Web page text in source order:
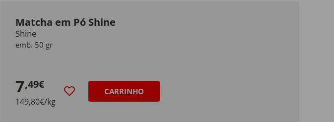
Matcha em Pó Shine
Shine
emb. 50 gr
7,49€
149,80€/kg
CARRINHO